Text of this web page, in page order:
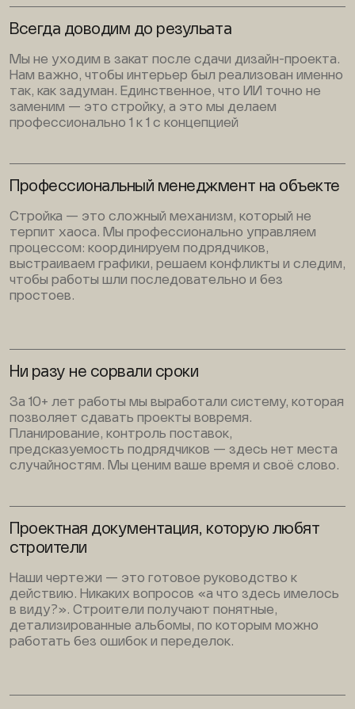
Всегда доводим до резульата
Мы не уходим в закат после сдачи дизайн-проекта.
Нам важно, чтобы интерьер был реализован именно
так, как задуман. Единственное, что ИИ точно не
заменим — это стройку, а это мы делаем
профессионально 1 к 1 с концепцией
Профессиональный менеджмент на объекте
Стройка — это сложный механизм, который не
терпит хаоса. Мы профессионально управляем
процессом: координируем подрядчиков,
выстраиваем графики, решаем конфликты и следим,
чтобы работы шли последовательно и без
простоев.
Ни разу не сорвали сроки
За 10+ лет работы мы выработали систему, которая
позволяет сдавать проекты вовремя.
Планирование, контроль поставок,
предсказуемость подрядчиков — здесь нет места
случайностям. Мы ценим ваше время и своё слово.
Проектная документация, которую любят
строители
Наши чертежи — это готовое руководство к
действию. Никаких вопросов «а что здесь имелось
в виду?». Строители получают понятные,
детализированные альбомы, по которым можно
работать без ошибок и переделок.